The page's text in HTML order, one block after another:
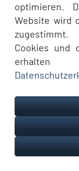
Impressum
optimieren.
Website wird
zugestimmt.
Cookies und